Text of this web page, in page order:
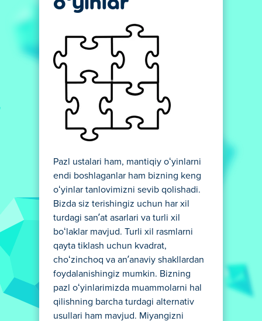
Pazl ustalari ham, mantiqiy oʻyinlarni
endi boshlaganlar ham bizning keng
oʻyinlar tanlovimizni sevib qolishadi.
Bizda siz terishingiz uchun har xil
turdagi sanʼat asarlari va turli xil
boʻlaklar mavjud. Turli xil rasmlarni
qayta tiklash uchun kvadrat,
choʻzinchoq va anʼanaviy shakllardan
foydalanishingiz mumkin. Bizning
pazl oʻyinlarimizda muammolarni hal
qilishning barcha turdagi alternativ
usullari ham mavjud. Miyangizni